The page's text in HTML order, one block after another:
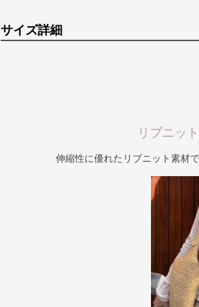
サイズ詳細
リブニッ
伸縮性に優れたリブニット素材